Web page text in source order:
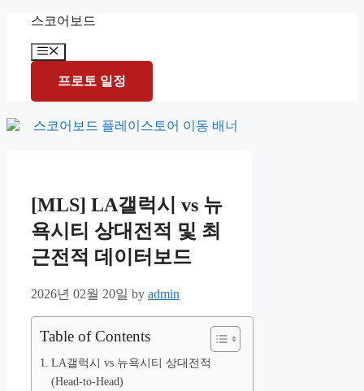
content
스코어보드
Menu
프로토 일정
[MLS] LA갤럭시 vs 뉴
욕시티 상대전적 및 최
근전적 데이터보드
2026년 02월 20일 by admin
Table of Contents
LA갤럭시 vs 뉴욕시티 상대전적
(Head-to-Head)